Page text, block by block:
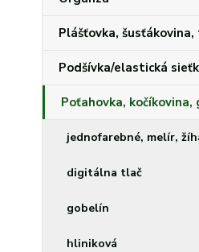
Plášťovka,
Podšívka/elastická
Poťahovka, kočíkovina,
jednofarebné, melír,
digitálna tlač
gobelín
hliniková